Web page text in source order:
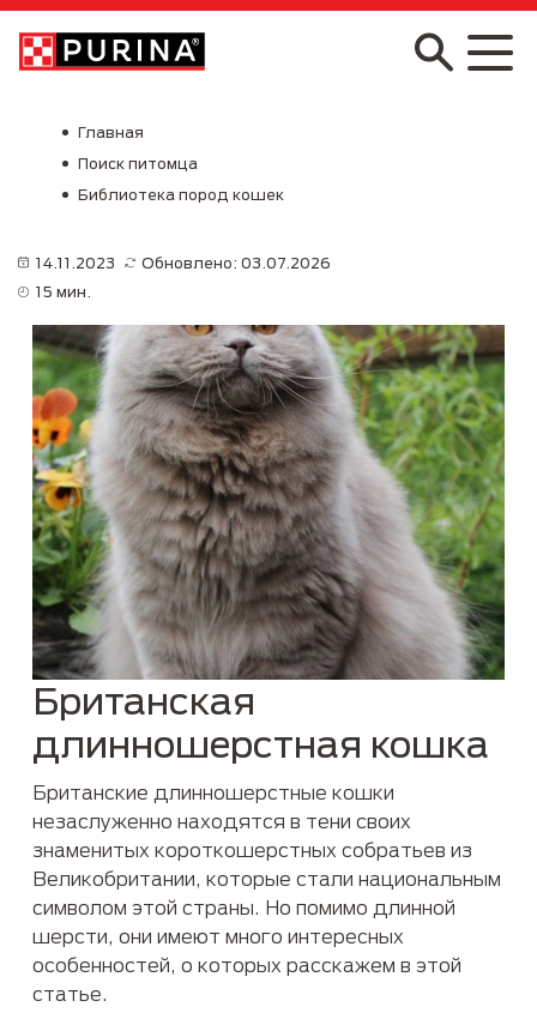
Skip to main content
Главная
Поиск питомца
Библиотека пород кошек
14.11.2023
Обновлено: 03.07.2026
15 мин.
Британская
длинношерстная кошка
Британские длинношерстные кошки
незаслуженно находятся в тени своих
знаменитых короткошерстных собратьев из
Великобритании, которые стали национальным
символом этой страны. Но помимо длинной
шерсти, они имеют много интересных
особенностей, о которых расскажем в этой
статье.